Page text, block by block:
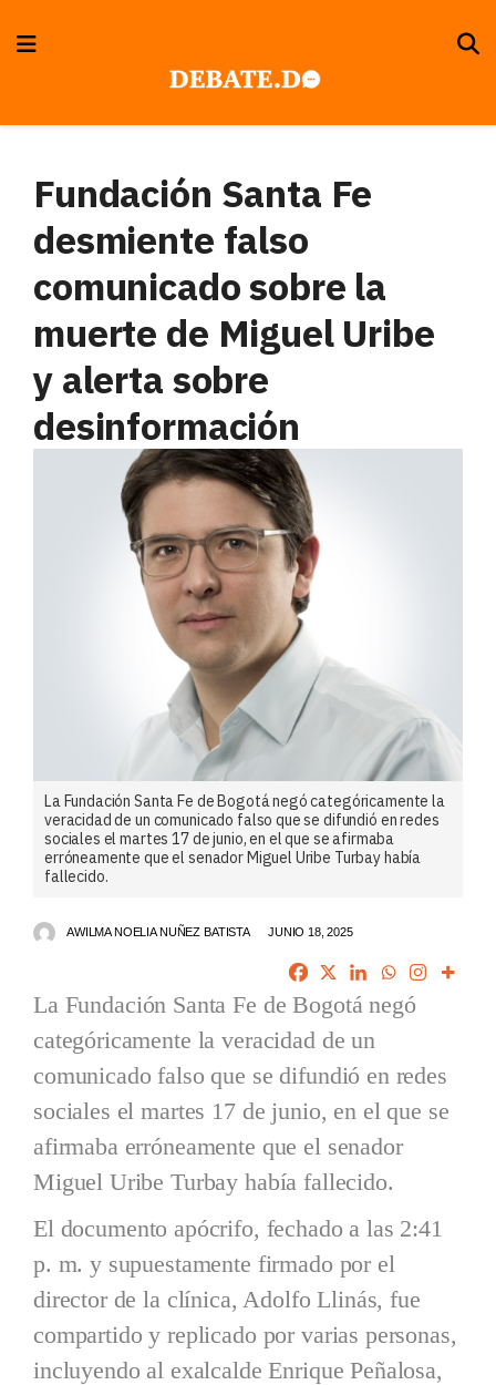
Fundación Santa Fe
desmiente falso
comunicado sobre la
muerte de Miguel Uribe
y alerta sobre
desinformación
La Fundación Santa Fe de Bogotá negó categóricamente la
veracidad de un comunicado falso que se difundió en redes
sociales el martes 17 de junio, en el que se afirmaba
erróneamente que el senador Miguel Uribe Turbay había
fallecido.
AWILMA NOELIA NUÑEZ BATISTA JUNIO 18, 2025
La Fundación Santa Fe de Bogotá negó
categóricamente la veracidad de un
comunicado falso que se difundió en redes
sociales el martes 17 de junio, en el que se
afirmaba erróneamente que el senador
Miguel Uribe Turbay había fallecido.
El documento apócrifo, fechado a las 2:41
p. m. y supuestamente firmado por el
director de la clínica, Adolfo Llinás, fue
compartido y replicado por varias personas,
incluyendo al exalcalde Enrique Peñalosa,